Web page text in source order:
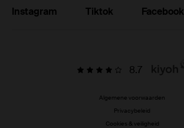
Instagram Tiktok Facebook
8.7
Algemene voorwaarden
Privacybeleid
Cookies & veiligheid